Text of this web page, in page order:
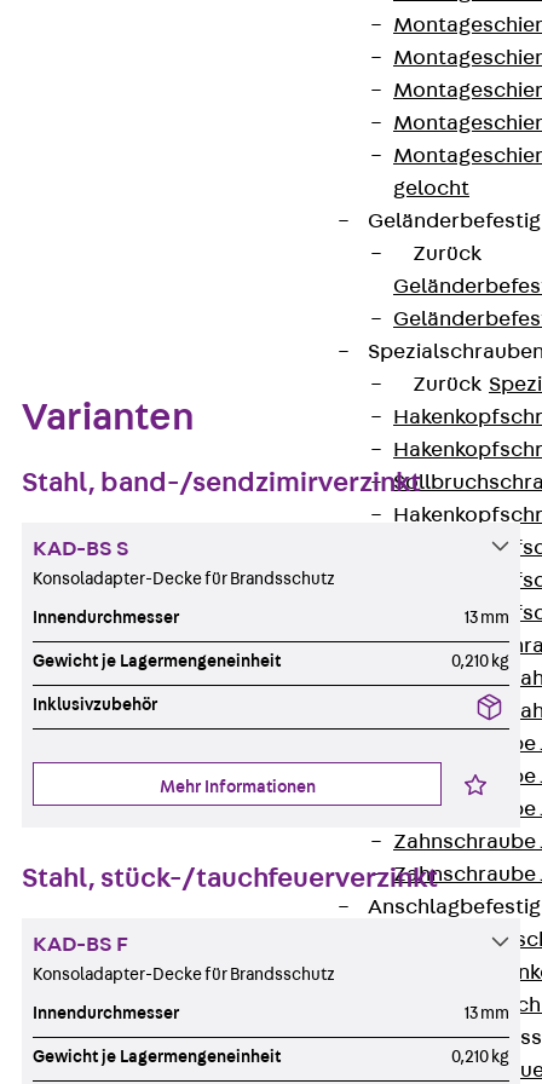
gelocht
Zurück
Zurück
Zahnschraube
Zahnschraube
Zahnschraube
Zahnschraube
Zahnschraube
Zurück
Varianten
Stahl, band-/sendzimirverzinkt
KAD-BS S
Konsoladapter-Decke für Brandsschutz
Innendurchmesser 13 mm
Gewicht je Lagermengeneinheit 0,210 kg
Inklusivzubehör
Mehr Informationen
Stahl, stück-/tauchfeuerverzinkt
KAD-BS F
Konsoladapter-Decke für Brandsschutz
Innendurchmesser 13 mm
Gewicht je Lagermengeneinheit 0,210 kg